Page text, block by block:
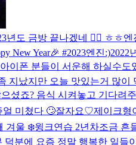
년도 금방 끝나겠네 🤦‍♂️ ㅎㅎ엔
New Year🎉 #2023엔진:)2022
이폰 분들이 서운해 하실수
지났지만 오늘 맛있는거 많
셨죠? 음식 시켜놓고 기다려
얼 미쳤다 🙄잘자요♡제이크형
겨울 ❄️윙크연습 2년차조금 흔
덕분에 요즘 정말 행복한 일들